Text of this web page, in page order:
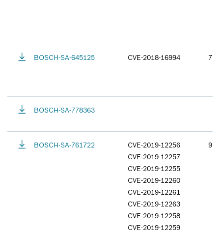
BOSCH-SA-645125 CVE-2018-16994 7.5
BOSCH-SA-778363
BOSCH-SA-761722
CVE-2019-12256
CVE-2019-12257
CVE-2019-12255
CVE-2019-12260
CVE-2019-12261
CVE-2019-12263
CVE-2019-12258
CVE-2019-12259
9.8